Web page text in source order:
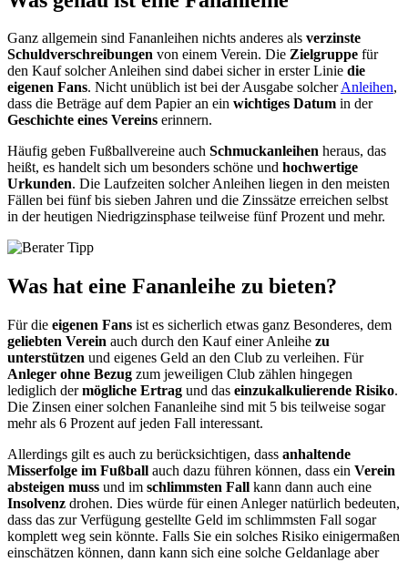
Ganz allgemein sind Fananleihen nichts anderes als verzinste
Schuldverschreibungen von einem Verein. Die Zielgruppe für
den Kauf solcher Anleihen sind dabei sicher in erster Linie die
eigenen Fans. Nicht unüblich ist bei der Ausgabe solcherAnleihen,
dass die Beträge auf dem Papier an ein wichtiges Datum in der
Geschichte eines Vereins erinnern.
Häufig geben Fußballvereine auch Schmuckanleihen heraus, das
heißt, es handelt sich um besonders schöne und hochwertige
Urkunden. Die Laufzeiten solcher Anleihen liegen in den meisten
Fällen bei fünf bis sieben Jahren und die Zinssätze erreichen selbst
in der heutigen Niedrigzinsphase teilweise fünf Prozent und mehr.
Was hat eine Fananleihe zu bieten?
Für die eigenen Fans ist es sicherlich etwas ganz Besonderes, dem
geliebten Verein auch durch den Kauf einer Anleihe zu
unterstützen und eigenes Geld an den Club zu verleihen. Für
Anleger ohne Bezug zum jeweiligen Club zählen hingegen
lediglich dermögliche Ertrag und das einzukalkulierende Risiko.
Die Zinsen einer solchen Fananleihe sind mit 5 bis teilweise sogar
mehr als 6 Prozent auf jeden Fall interessant.
Allerdings gilt es auch zu berücksichtigen, dass anhaltende
Misserfolge im Fußball auch dazu führen können, dass ein Verein
absteigen muss und im schlimmsten Fall kann dann auch eine
Insolvenz drohen. Dies würde für einen Anleger natürlich bedeuten,
dass das zur Verfügung gestellte Geld im schlimmsten Fall sogar
komplett weg sein könnte. Falls Sie ein solches Risiko einigermaßen
einschätzen können, dann kann sich eine solche Geldanlage aber